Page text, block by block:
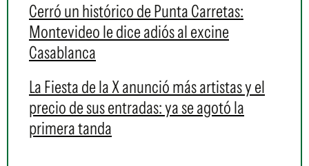
Cerró un histórico de Punta Carretas:
Montevideo le dice adiós al excine
Casablanca
La Fiesta de la X anunció más artistas y el
precio de sus entradas: ya se agotó la
primera tanda